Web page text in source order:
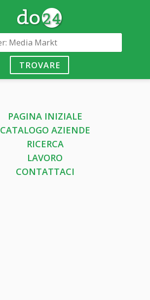
TROVARE
PAGINA INIZIALE
CATALOGO AZIENDE
RICERCA
LAVORO
CONTATTACI